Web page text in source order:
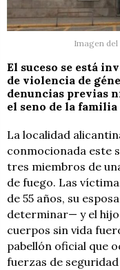
Imagen
El suceso se está
de violencia de
denuncias previas
el seno de la familia
La localidad
conmocionada este
tres miembros de
de fuego. Las
de 55 años, su
determinar— y el hijo
cuerpos sin vida
pabellón oficial que
fuerzas de